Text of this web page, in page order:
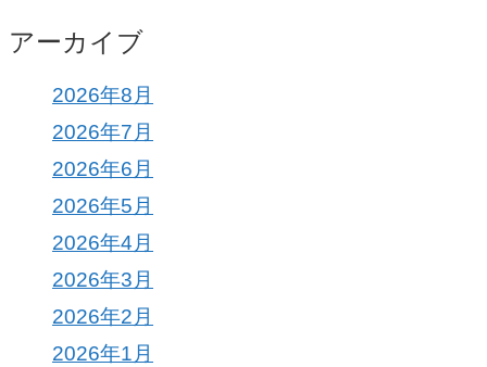
アーカイブ
2026年8月
2026年7月
2026年6月
2026年5月
2026年4月
2026年3月
2026年2月
2026年1月